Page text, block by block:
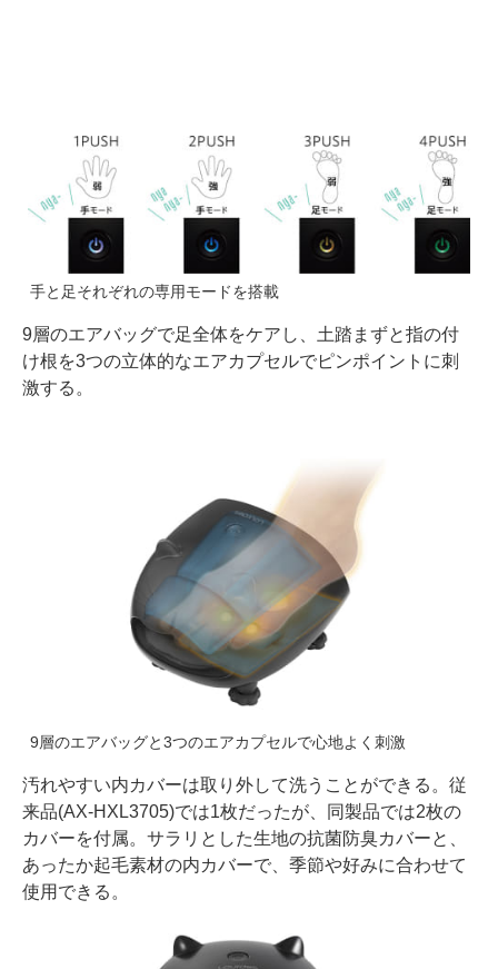
手と足それぞれの専用モードを搭載
9層のエアバッグで足全体をケアし、土踏まずと指の付
け根を3つの立体的なエアカプセルでピンポイントに刺
激する。
9層のエアバッグと3つのエアカプセルで心地よく刺激
汚れやすい内カバーは取り外して洗うことができる。従
来品(AX-HXL3705)では1枚だったが、同製品では2枚の
カバーを付属。サラリとした生地の抗菌防臭カバーと、
あったか起毛素材の内カバーで、季節や好みに合わせて
使用できる。